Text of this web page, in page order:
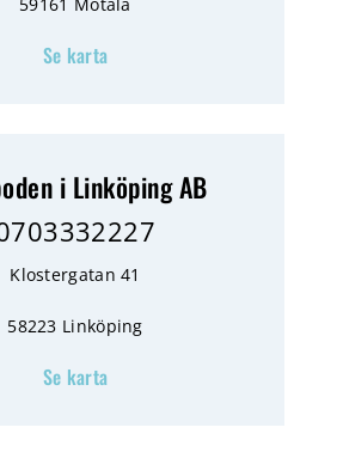
Se karta
i Linköping AB
Klostergatan 41
58223 Linköping
Se karta